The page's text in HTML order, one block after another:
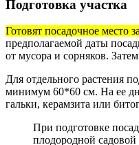
Подготовка участка
Готовят посадочное место
предполагаемой даты
от мусора и сорняков.
Для отдельного растения
минимум 60*60 см. На ее
гальки, керамзита или
При подготовке
плодородной садовой